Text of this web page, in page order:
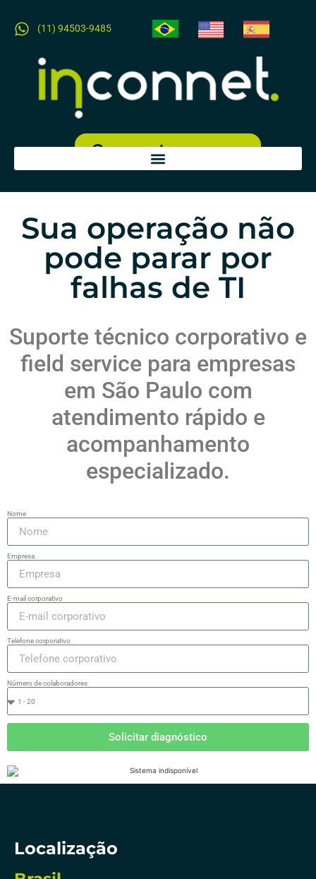
(11) 94503-9485​
Orçamento expresso
Sua operação não
pode parar por
falhas de TI
Suporte técnico corporativo e
field service para empresas
em São Paulo com
atendimento rápido e
acompanhamento
especializado.
Nome
Empresa
E-mail corporativo
Telefone corporativo
Número de colaboradores
Solicitar diagnóstico
Localização